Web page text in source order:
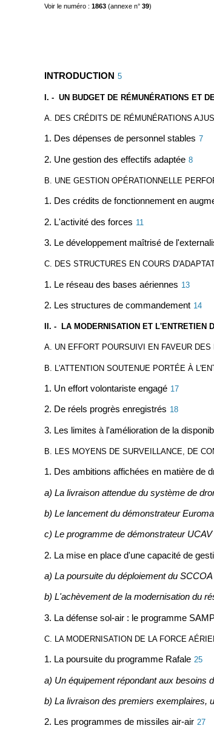
Voir le numéro : 1863 (annexe n° 39)
INTRODUCTION 5
I. - UN BUDGET DE RÉMUNÉRATIONS ET
A. DES CRÉDITS DE RÉMUNÉRATIONS
1. Des dépenses de personnel stables 7
2. Une gestion des effectifs adaptée 8
B. UNE GESTION OPÉRATIONNELLE
1. Des crédits de fonctionnement en
2. L'activité des forces 11
3. Le développement maîtrisé de
C. DES STRUCTURES EN COURS
1. Le réseau des bases aériennes 13
2. Les structures de commandement 14
II. - LA MODERNISATION ET L'ENTRETIEN
A. UN EFFORT POURSUIVI EN FAVEUR DES
B. L'ATTENTION SOUTENUE PORTÉE À
1. Un effort volontariste engagé 17
2. De réels progrès enregistrés 18
3. Les limites à l'amélioration de la
B. LES MOYENS DE SURVEILLANCE, DE
1. Des ambitions affichées en matière de
a) La livraison attendue du système de
b) Le lancement du démonstrateur
c) Le programme de démonstrateur UCAV
2. La mise en place d'une capacité de
a) La poursuite du déploiement du SCCOA
b) L'achèvement de la modernisation du
3. La défense sol-air : le programme
C. LA MODERNISATION DE LA FORCE
1. La poursuite du programme Rafale 25
a) Un équipement répondant aux besoins
b) La livraison des premiers exemplaires,
2. Les programmes de missiles air-air 27